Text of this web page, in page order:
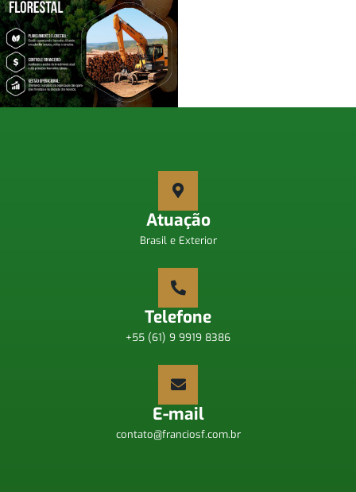
Atuação
Brasil e Exterior
Telefone
+55 (61) 9 9919 8386
E-mail
contato@franciosf.com.br